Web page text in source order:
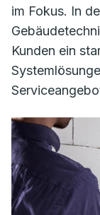
im Fokus. In
Kunden ein